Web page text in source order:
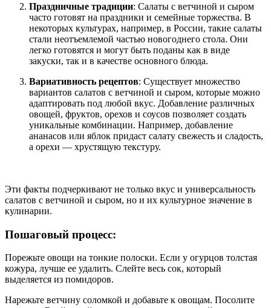
Праздничные традиции: Салаты с ветчиной и сыром
часто готовят на праздники и семейные торжества. В
некоторых культурах, например, в России, такие салаты
стали неотъемлемой частью новогоднего стола. Они
легко готовятся и могут быть поданы как в виде
закуски, так и в качестве основного блюда.
Вариативность рецептов: Существует множество
вариантов салатов с ветчиной и сыром, которые можно
адаптировать под любой вкус. Добавление различных
овощей, фруктов, орехов и соусов позволяет создать
уникальные комбинации. Например, добавление
ананасов или яблок придаст салату свежесть и сладость,
а орехи — хрустящую текстуру.
Эти факты подчеркивают не только вкус и универсальность
салатов с ветчиной и сыром, но и их культурное значение в
кулинарии.
Пошаговый процесс:
Порежьте овощи на тонкие полоски. Если у огурцов толстая
кожура, лучше ее удалить. Слейте весь сок, который
выделяется из помидоров.
Нарежьте ветчину соломкой и добавьте к овощам. Посолите